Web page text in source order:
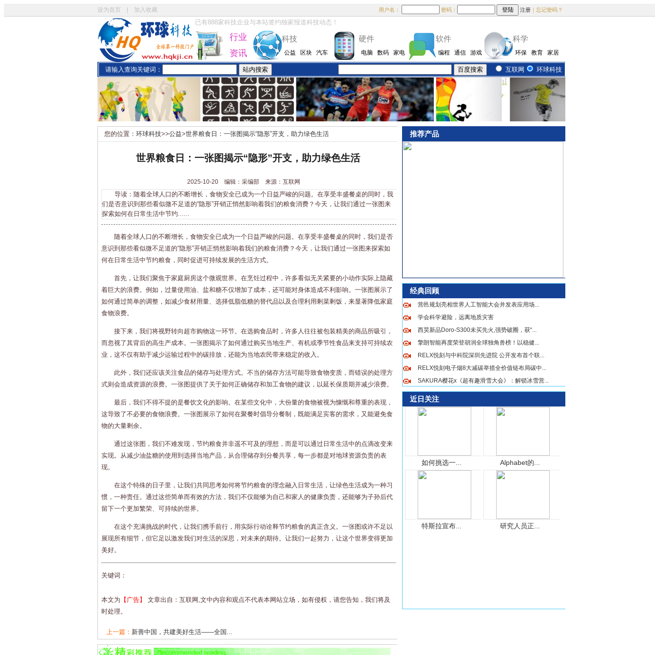
设为首页 加入收藏 用户名： 密码： 注册 ｜忘记密码？
已有888家科技企业与本站签约独家报道科技动态！
行业
资讯
科技
公益 区块 汽车
硬件
电脑 数码 家电
软件
编程 通信 游戏
科学
环保 教育 家居
请输入查询关键词： 互联网 环球科技
您的位置： 环球科技>>公益>世界粮食日：一张图揭示“隐形”开支，助力绿色生活
世界粮食日：一张图揭示“隐形”开支，助力绿色生活
2025-10-20 编辑：采编部 来源：互联网
导读：随着全球人口的不断增长，食物安全已成为一个日益严峻的问题。在享受丰盛餐桌的同时，我
们是否意识到那些看似微不足道的“隐形”开销正悄然影响着我们的粮食消费？今天，让我们通过一张图来
探索如何在日常生活中节约......
随着全球人口的不断增长，食物安全已成为一个日益严峻的问题。在享受丰盛餐桌的同时，我们是否
意识到那些看似微不足道的“隐形”开销正悄然影响着我们的粮食消费？今天，让我们通过一张图来探索如
何在日常生活中节约粮食，同时促进可持续发展的生活方式。
首先，让我们聚焦于家庭厨房这个微观世界。在烹饪过程中，许多看似无关紧要的小动作实际上隐藏
着巨大的浪费。例如，过量使用油、盐和糖不仅增加了成本，还可能对身体造成不利影响。一张图展示了
如何通过简单的调整，如减少食材用量、选择低脂低糖的替代品以及合理利用剩菜剩饭，来显著降低家庭
食物浪费。
接下来，我们将视野转向超市购物这一环节。在选购食品时，许多人往往被包装精美的商品所吸引，
而忽视了其背后的高生产成本。一张图揭示了如何通过购买当地生产、有机或季节性食品来支持可持续农
业，这不仅有助于减少运输过程中的碳排放，还能为当地农民带来稳定的收入。
此外，我们还应该关注食品的储存与处理方式。不当的储存方法可能导致食物变质，而错误的处理方
式则会造成资源的浪费。一张图提供了关于如何正确储存和加工食物的建议，以延长保质期并减少浪费。
最后，我们不得不提的是餐饮文化的影响。在某些文化中，大份量的食物被视为慷慨和尊重的表现，
这导致了不必要的食物浪费。一张图展示了如何在聚餐时倡导分餐制，既能满足宾客的需求，又能避免食
物的大量剩余。
通过这张图，我们不难发现，节约粮食并非遥不可及的理想，而是可以通过日常生活中的点滴改变来
实现。从减少油盐糖的使用到选择当地产品，从合理储存到分餐共享，每一步都是对地球资源负责的表
现。
在这个特殊的日子里，让我们共同思考如何将节约粮食的理念融入日常生活，让绿色生活成为一种习
惯，一种责任。通过这些简单而有效的方法，我们不仅能够为自己和家人的健康负责，还能够为子孙后代
留下一个更加繁荣、可持续的世界。
在这个充满挑战的时代，让我们携手前行，用实际行动诠释节约粮食的真正含义。一张图或许不足以
展现所有细节，但它足以激发我们对生活的深思，对未来的期待。让我们一起努力，让这个世界变得更加
美好。
关键词：
本文为 【广告】
文章出自：互联网,文中内容和观点不代表本网站立场，如有侵权，请您告知，我们将及
时处理。
上一篇： 新善中国，共建美好生活——全国...
下一篇：科技向善，小而美的力量——探索...
推荐产品
经典回顾
营邑规划亮相世界人工智能大会并发表应用场...
学会科学避险，远离地质灾害
西昊新品Doro-S300未买先火,强势破圈，获“...
擎朗智能再度荣登胡润全球独角兽榜！以稳健...
RELX悦刻与中科院深圳先进院 公开发布首个联...
RELX悦刻电子烟8大减碳举措全价值链布局碳中...
SAKURA樱花x《超有趣滑雪大会》：解锁冰雪营...
近日关注
如何挑选一... Alphabet的...
特斯拉宣布... 研究人员正...